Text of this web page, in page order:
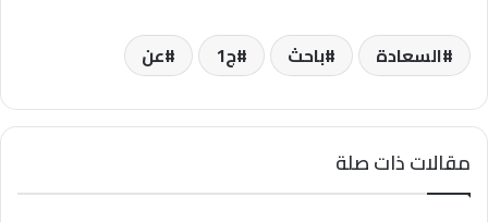
السعادة باحث ج1 عن
مقالات ذات صلة